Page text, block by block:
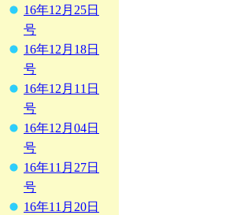
16年12月25日
号
16年12月18日
号
16年12月11日
号
16年12月04日
号
16年11月27日
号
16年11月20日